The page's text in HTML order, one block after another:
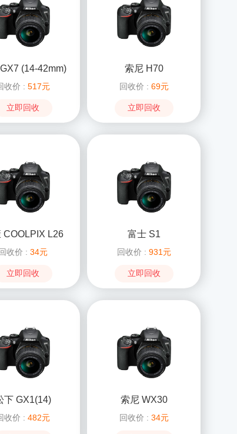
(14-42mm)
收价 : 517元
立即回收
索尼 H70
回收价 : 69元
立即回收
COOLPIX L26
回收价 : 34元
立即回收
富士 S1
回收价 : 931元
立即回收
下 GX1(14)
收价 : 482元
索尼 WX30
回收价 : 34元